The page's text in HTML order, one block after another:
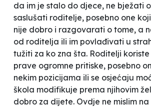
da im je stalo do djece, ne bježati
saslušati roditelje, posebno one
nije dobro i razgovarati o tome, a
od roditelja ili im povlađivati u
tužiti za ko zna šta. Roditelji
prave ogromne pritiske, posebno
nekim pozicijama ili se osjećaju
škola modifikuje prema njihovim
dobro za dijete. Ovdje ne mislim